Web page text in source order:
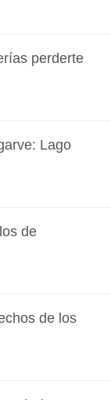
perderte
Lago
de
de los